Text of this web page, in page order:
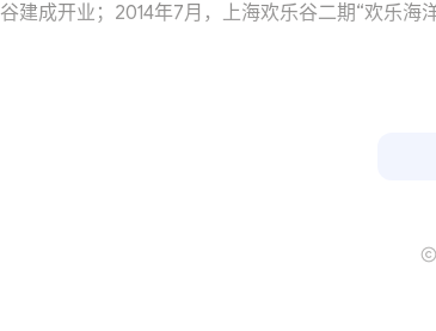
谷建成开业；2014年7月，上海欢乐谷二期“欢乐海